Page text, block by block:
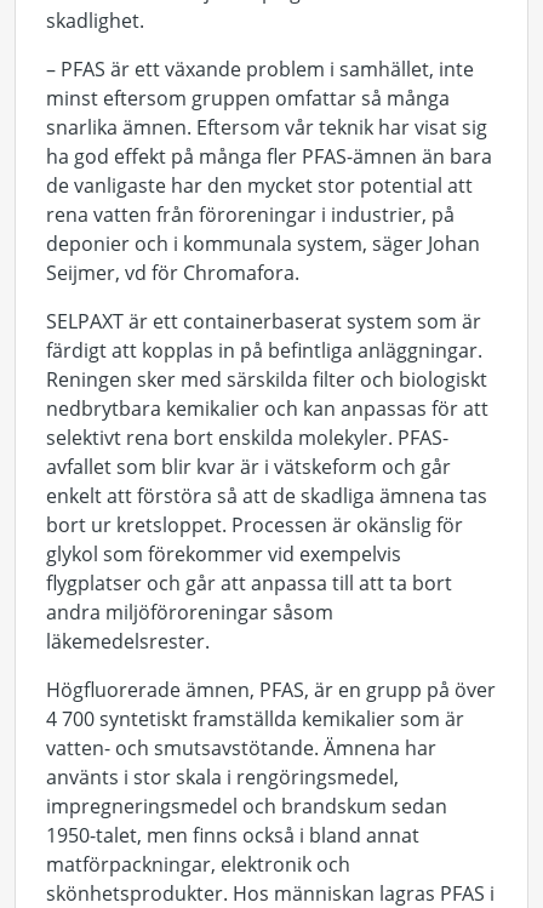
skadlighet.
– PFAS är ett växande problem i samhället, inte
minst eftersom gruppen omfattar så många
snarlika ämnen. Eftersom vår teknik har visat sig
ha god effekt på många fler PFAS-ämnen än bara
de vanligaste har den mycket stor potential att
rena vatten från föroreningar i industrier, på
deponier och i kommunala system, säger Johan
Seijmer, vd för Chromafora.
SELPAXT är ett containerbaserat system som är
färdigt att kopplas in på befintliga anläggningar.
Reningen sker med särskilda filter och biologiskt
nedbrytbara kemikalier och kan anpassas för att
selektivt rena bort enskilda molekyler. PFAS-
avfallet som blir kvar är i vätskeform och går
enkelt att förstöra så att de skadliga ämnena tas
bort ur kretsloppet. Processen är okänslig för
glykol som förekommer vid exempelvis
flygplatser och går att anpassa till att ta bort
andra miljöföroreningar såsom
läkemedelsrester.
Högfluorerade ämnen, PFAS, är en grupp på över
4 700 syntetiskt framställda kemikalier som är
vatten- och smutsavstötande. Ämnena har
använts i stor skala i rengöringsmedel,
impregneringsmedel och brandskum sedan
1950-talet, men finns också i bland annat
matförpackningar, elektronik och
skönhetsprodukter. Hos människan lagras PFAS i